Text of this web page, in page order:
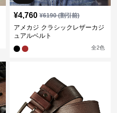
¥4,760 ¥6190(割引前)
アメカジ クラシックレザーカジ
ュアルベルト
全2色